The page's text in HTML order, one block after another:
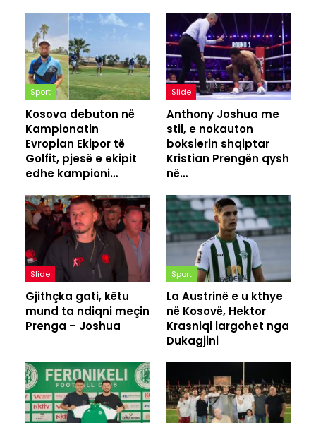
Sport
Kosova debuton në
Kampionatin
Evropian Ekipor të
Golfit, pjesë e ekipit
edhe kampioni…
Slide
Anthony Joshua me
stil, e nokauton
boksierin shqiptar
Kristian Prengën qysh
në…
Slide
Gjithçka gati, këtu
mund ta ndiqni meçin
Prenga – Joshua
Sport
La Austrinë e u kthye
në Kosovë, Hektor
Krasniqi largohet nga
Dukagjini